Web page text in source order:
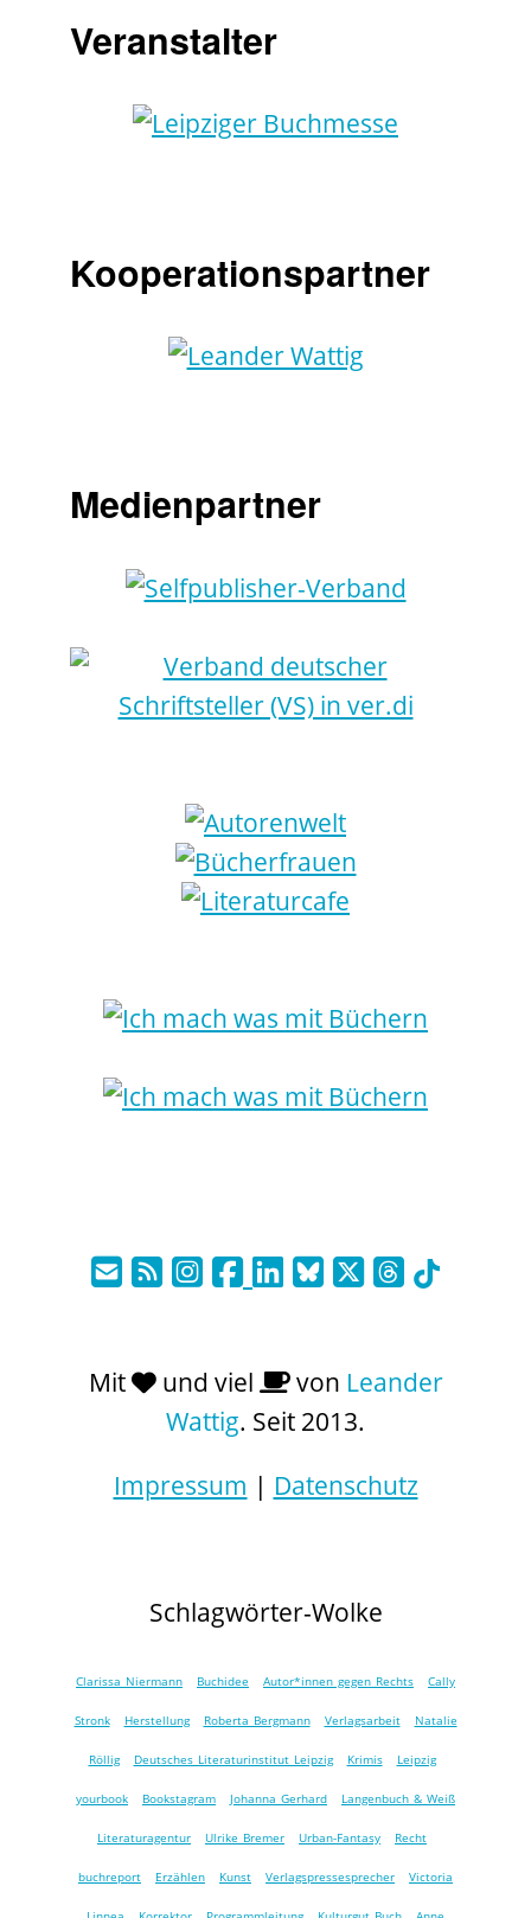
Veranstalter
Kooperationspartner
Medienpartner
Mit und viel von Leander
Wattig. Seit 2013.
Impressum | Datenschutz
Schlagwörter-Wolke
Clarissa Niermann Buchidee Autor*innen gegen Rechts Cally
Stronk Herstellung Roberta Bergmann Verlagsarbeit Natalie
Röllig Deutsches Literaturinstitut Leipzig Krimis Leipzig
yourbook Bookstagram Johanna Gerhard Langenbuch & Weiß
Literaturagentur Ulrike Bremer Urban-Fantasy Recht
buchreport Erzählen Kunst Verlagspressesprecher Victoria